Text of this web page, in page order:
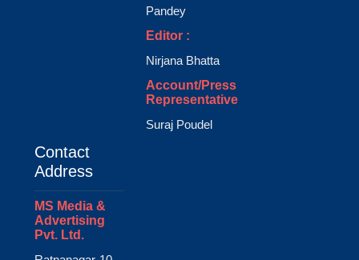
Pandey
Editor :
Nirjana Bhatta
Account/Press
Representative
Suraj Poudel
Contact
Address
MS Media &
Advertising
Pvt. Ltd.